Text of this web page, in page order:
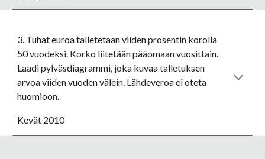
3. Tuhat euroa talletetaan viiden prosentin korolla
50 vuodeksi. Korko liitetään pääomaan vuosittain.
Laadi pylväsdiagrammi, joka kuvaa talletuksen
arvoa viiden vuoden välein. Lähdeveroa ei oteta
huomioon.
Kevät 2010